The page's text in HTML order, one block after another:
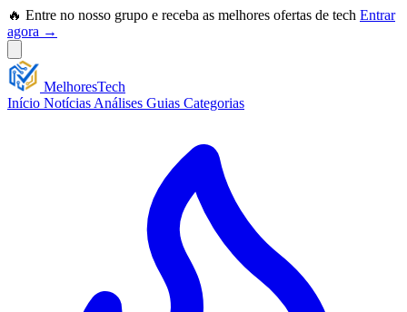
🔥 Entre no nosso grupo e receba as melhores ofertas de tech Entrar
agora →
MelhoresTech
Início Notícias Análises Guias Categorias